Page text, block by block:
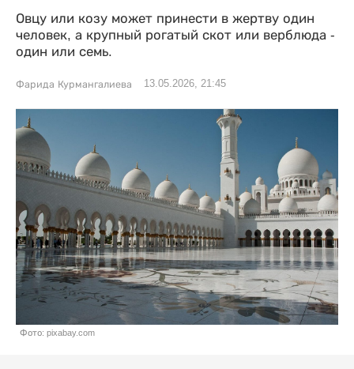
Овцу или козу может принести в жертву один
человек, а крупный рогатый скот или верблюда -
один или семь.
Фарида Курмангалиева 13.05.2026, 21:45
Фото: pixabay.com